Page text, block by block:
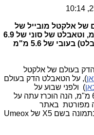
של אלקטל מובייל של
של 6.18 מ"מ, וטאבלט של סוני של 6.9
מ"מ, הוכרז סמארטפון (למעשה פאבלט) בעובי של 5.6 מ"מ
הדק בעולם של אלקטל
), על הטאבלט הדק בעולם
) ולפני שבוע על
בעובי של 6.18 מ"מ, הנה הוכרז עתה על
בשם X5 של Umeox